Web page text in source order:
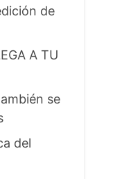
de
A TU
se
del